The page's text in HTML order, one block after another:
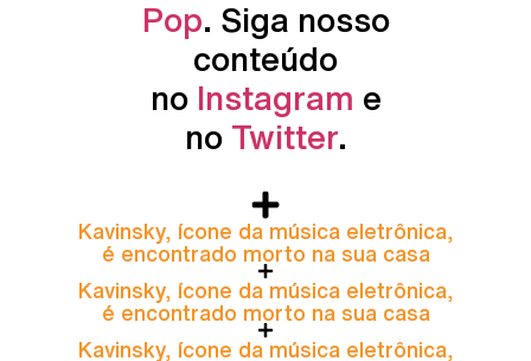
Pop. Siga nosso
conteúdo
no Instagram e
no Twitter.
Kavinsky, ícone da música eletrônica,
é encontrado morto na sua casa
Kavinsky, ícone da música eletrônica,
é encontrado morto na sua casa
Kavinsky, ícone da música eletrônica,